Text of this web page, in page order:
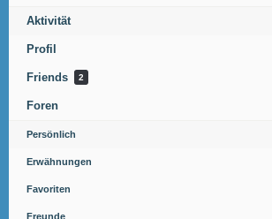
Aktivität
Profil
Friends 2
Foren
Persönlich
Erwähnungen
Favoriten
Freunde